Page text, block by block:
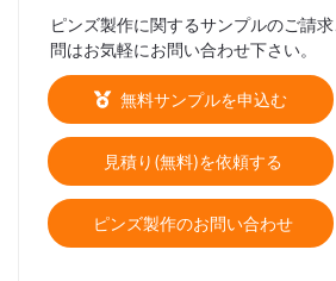
ピンズ製作に関するサンプルのご請
問はお気軽にお問い合わせ下さい。
無料サンプルを申込む
見積り(無料)を依頼する
ピンズ製作のお問い合わせ